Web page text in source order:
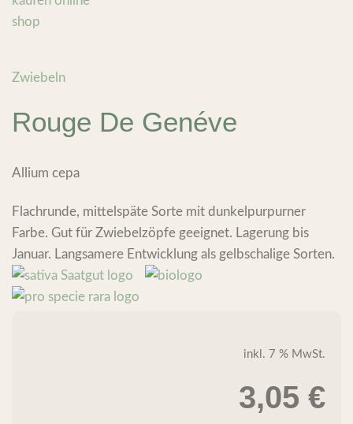
Zwiebeln
Rouge De Genéve
Allium cepa
Flachrunde, mittelspäte Sorte mit dunkelpurpurner
Farbe. Gut für Zwiebelzöpfe geeignet. Lagerung bis
Januar. Langsamere Entwicklung als gelbschalige Sorten.
inkl. 7 % MwSt.
3,05 €